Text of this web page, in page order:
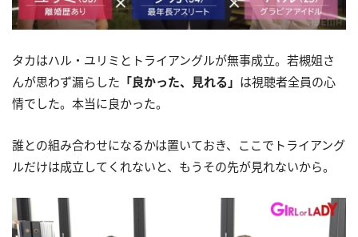
タカはハル・ユリミとトライアングルが無事成立。若槻姐さ
んが思わず漏らした 「良かった、見れる」 は視聴者全員の心
情でした。本当に良かった。
誰との組み合わせになるかは置いておき、ここでトライアング
ルだけは成立してくれないと、もうその先が見れないから。